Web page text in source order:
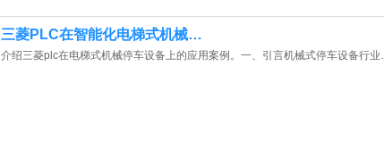
三菱PLC在智能化电梯式机械…
介绍三菱plc在电梯式机械停车设备上的应用案例。一、引言机械式停车设备行